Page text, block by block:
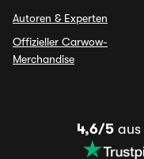
Autoren & Experten
Offizieller Carwow-
Merchandise
4,6/5 aus